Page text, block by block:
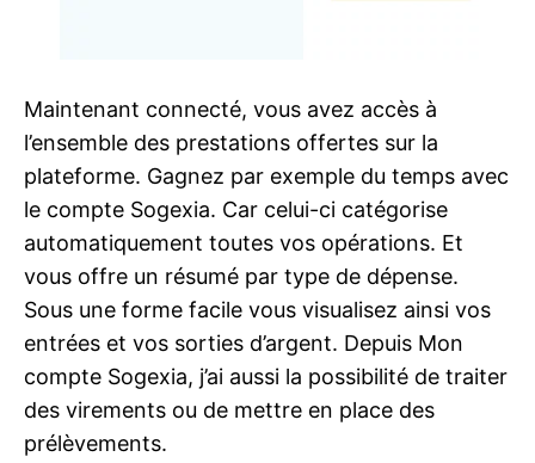
Maintenant connecté, vous avez accès à
l’ensemble des prestations offertes sur la
plateforme. Gagnez par exemple du temps avec
le compte Sogexia. Car celui-ci catégorise
automatiquement toutes vos opérations. Et
vous offre un résumé par type de dépense.
Sous une forme facile vous visualisez ainsi vos
entrées et vos sorties d’argent. Depuis Mon
compte Sogexia, j’ai aussi la possibilité de traiter
des virements ou de mettre en place des
prélèvements.